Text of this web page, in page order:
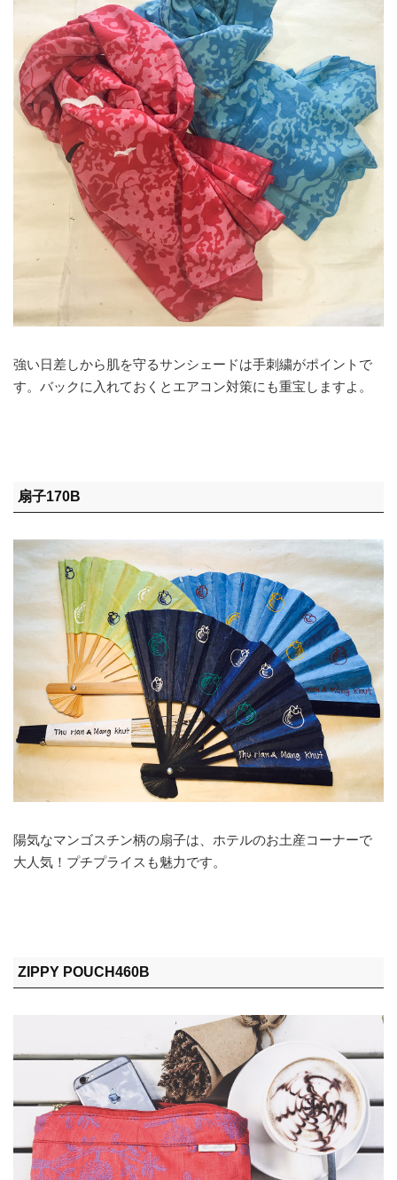
強い日差しから肌を守るサンシェードは手刺繍がポイントで
す。バックに入れておくとエアコン対策にも重宝しますよ。
扇子170B
陽気なマンゴスチン柄の扇子は、ホテルのお土産コーナーで
大人気！プチプライスも魅力です。
ZIPPY POUCH460B